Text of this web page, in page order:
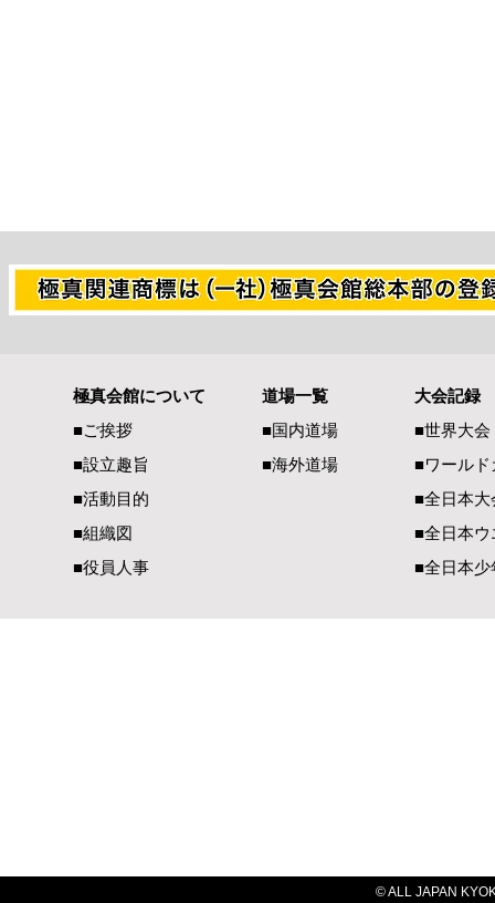
へ 心よりお見舞い申し上げ
全空連・
のディス
極真会館について
■ご挨拶
■設立趣旨
■活動目的
■組織図
■役員人事
道場一覧
■国内道場
■海外道場
大会記録
■世界大会
​■ワールド
■全日本大
■全日本
■全日本
© ALL JAPAN